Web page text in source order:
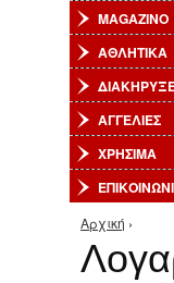
MAGAZINO
ΑΘΛΗΤΙΚΑ
ΑΓΓΕΛΙΕΣ
ΧΡΗΣΙΜΑ
Είστε
Αρχική ›